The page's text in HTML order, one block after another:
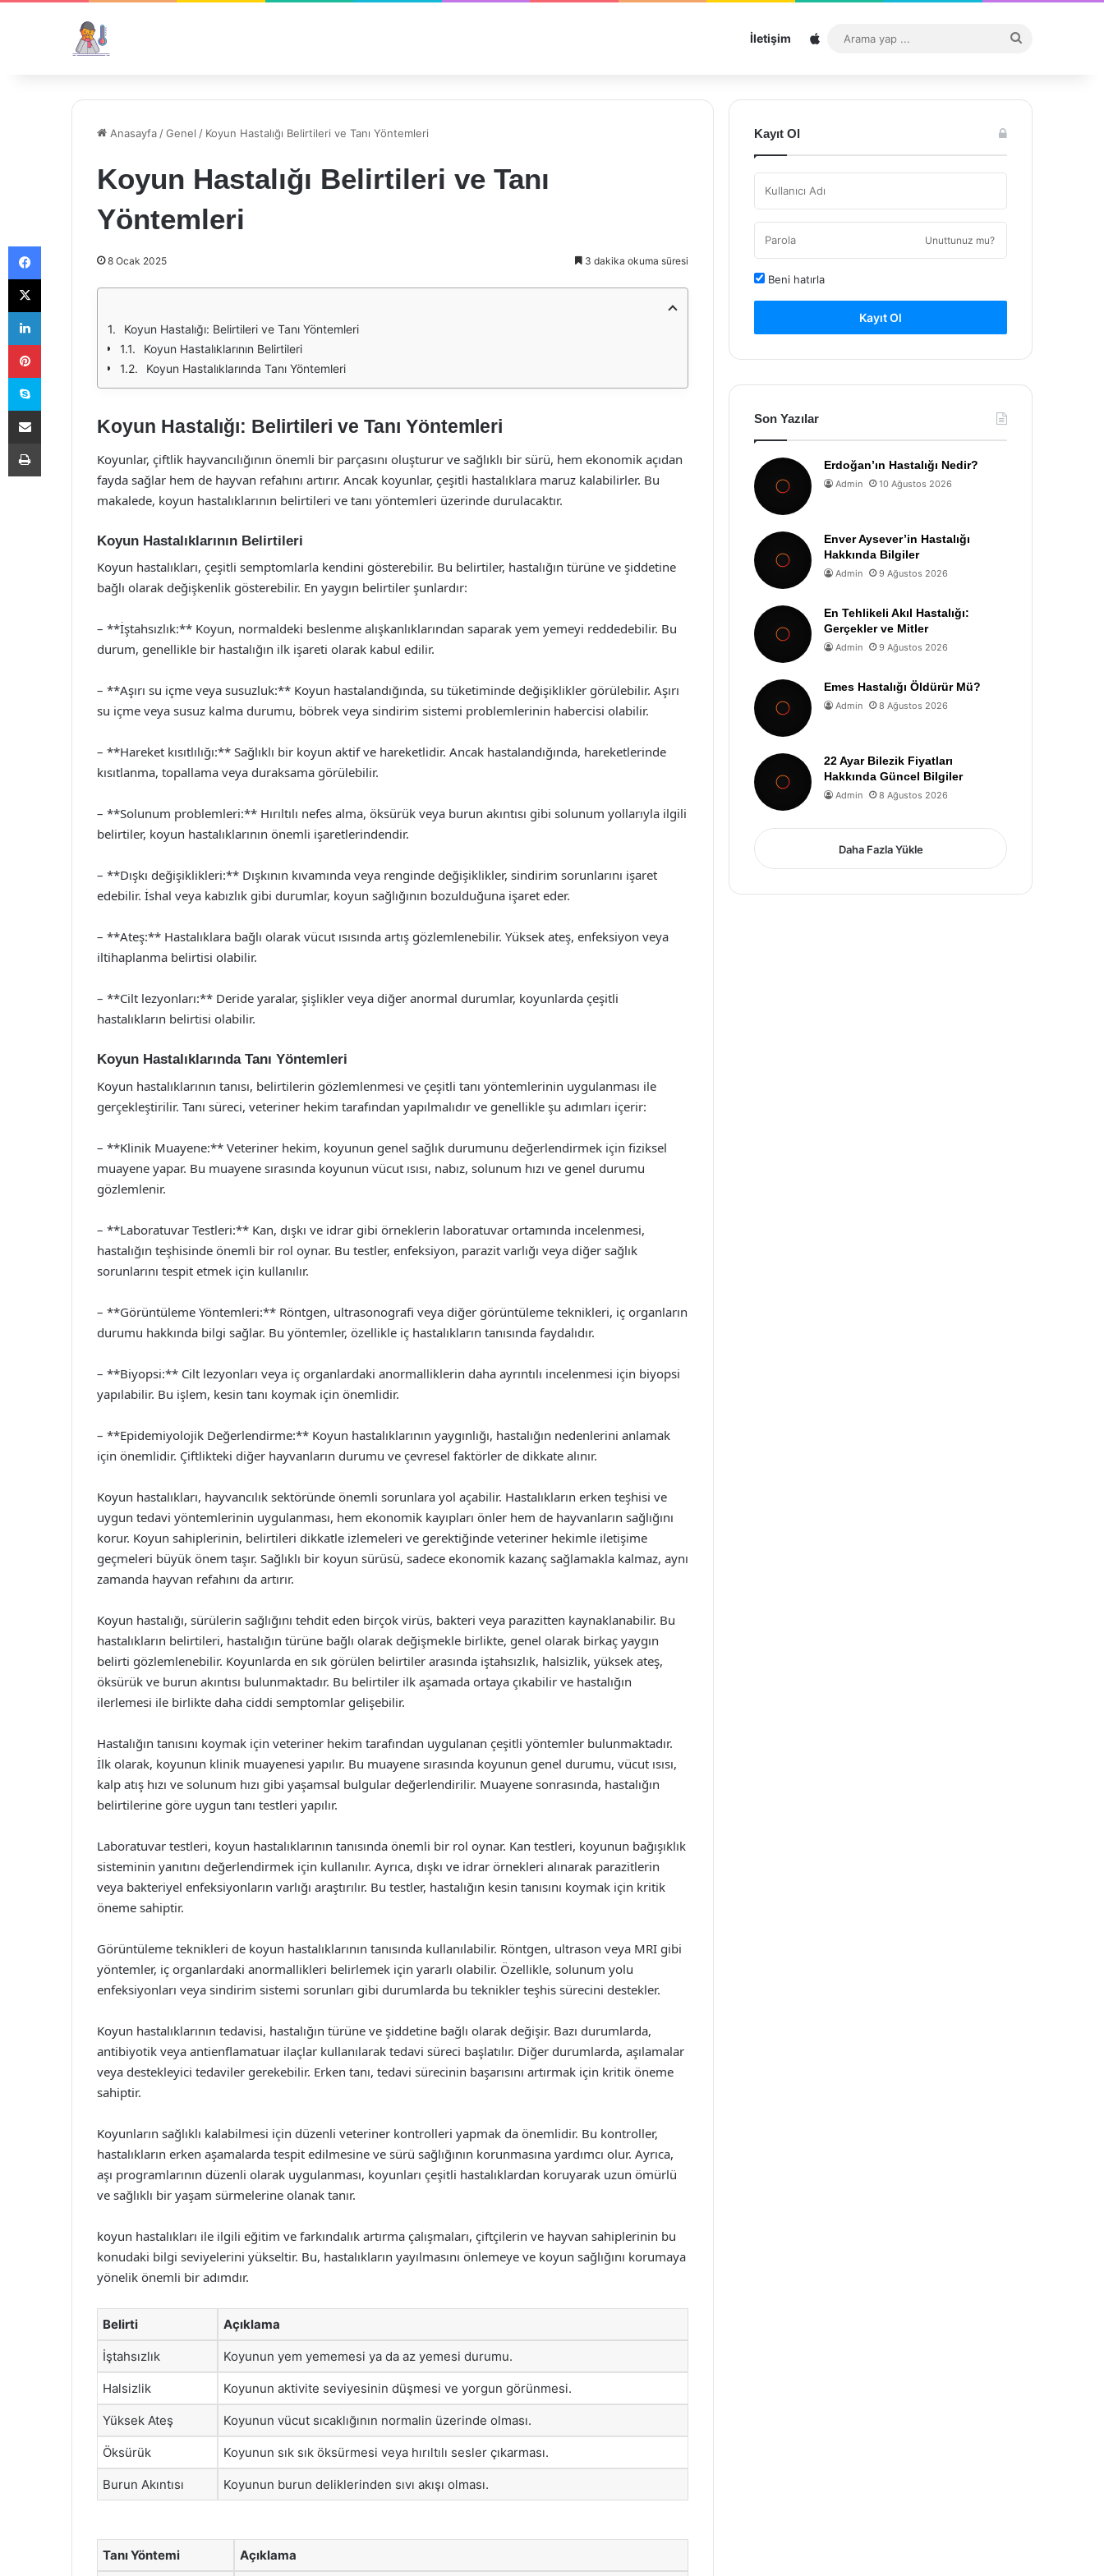
İletişim Sitemap
...
Anasayfa /Genel / Koyun Hastalığı Belirtileri ve Tanı Yöntemleri
Koyun Hastalığı Belirtileri ve Tanı
Yöntemleri
8 Ocak 2025 3 dakika okuma süresi
Koyun Hastalığı: Belirtileri ve Tanı Yöntemleri
Koyun Hastalıklarının Belirtileri
Koyun Hastalıklarında Tanı Yöntemleri
Koyun Hastalığı: Belirtileri ve Tanı Yöntemleri
Koyunlar, çiftlik hayvancılığının önemli bir parçasını oluşturur ve sağlıklı bir sürü, hem ekonomik açıdan
fayda sağlar hem de hayvan refahını artırır. Ancak koyunlar, çeşitli hastalıklara maruz kalabilirler. Bu
makalede, koyun hastalıklarının belirtileri ve tanı yöntemleri üzerinde durulacaktır.
Koyun Hastalıklarının Belirtileri
Koyun hastalıkları, çeşitli semptomlarla kendini gösterebilir. Bu belirtiler, hastalığın türüne ve şiddetine
bağlı olarak değişkenlik gösterebilir. En yaygın belirtiler şunlardır:
– **İştahsızlık:** Koyun, normaldeki beslenme alışkanlıklarından saparak yem yemeyi reddedebilir. Bu
durum, genellikle bir hastalığın ilk işareti olarak kabul edilir.
– **Aşırı su içme veya susuzluk:** Koyun hastalandığında, su tüketiminde değişiklikler görülebilir. Aşırı
su içme veya susuz kalma durumu, böbrek veya sindirim sistemi problemlerinin habercisi olabilir.
– **Hareket kısıtlılığı:** Sağlıklı bir koyun aktif ve hareketlidir. Ancak hastalandığında, hareketlerinde
kısıtlanma, topallama veya duraksama görülebilir.
– **Solunum problemleri:** Hırıltılı nefes alma, öksürük veya burun akıntısı gibi solunum yollarıyla ilgili
belirtiler, koyun hastalıklarının önemli işaretlerindendir.
– **Dışkı değişiklikleri:** Dışkının kıvamında veya renginde değişiklikler, sindirim sorunlarını işaret
edebilir. İshal veya kabızlık gibi durumlar, koyun sağlığının bozulduğuna işaret eder.
– **Ateş:** Hastalıklara bağlı olarak vücut ısısında artış gözlemlenebilir. Yüksek ateş, enfeksiyon veya
iltihaplanma belirtisi olabilir.
– **Cilt lezyonları:** Deride yaralar, şişlikler veya diğer anormal durumlar, koyunlarda çeşitli
hastalıkların belirtisi olabilir.
Koyun Hastalıklarında Tanı Yöntemleri
Koyun hastalıklarının tanısı, belirtilerin gözlemlenmesi ve çeşitli tanı yöntemlerinin uygulanması ile
gerçekleştirilir. Tanı süreci, veteriner hekim tarafından yapılmalıdır ve genellikle şu adımları içerir:
– **Klinik Muayene:** Veteriner hekim, koyunun genel sağlık durumunu değerlendirmek için fiziksel
muayene yapar. Bu muayene sırasında koyunun vücut ısısı, nabız, solunum hızı ve genel durumu
gözlemlenir.
– **Laboratuvar Testleri:** Kan, dışkı ve idrar gibi örneklerin laboratuvar ortamında incelenmesi,
hastalığın teşhisinde önemli bir rol oynar. Bu testler, enfeksiyon, parazit varlığı veya diğer sağlık
sorunlarını tespit etmek için kullanılır.
– **Görüntüleme Yöntemleri:** Röntgen, ultrasonografi veya diğer görüntüleme teknikleri, iç organların
durumu hakkında bilgi sağlar. Bu yöntemler, özellikle iç hastalıkların tanısında faydalıdır.
– **Biyopsi:** Cilt lezyonları veya iç organlardaki anormalliklerin daha ayrıntılı incelenmesi için biyopsi
yapılabilir. Bu işlem, kesin tanı koymak için önemlidir.
– **Epidemiyolojik Değerlendirme:** Koyun hastalıklarının yaygınlığı, hastalığın nedenlerini anlamak
için önemlidir. Çiftlikteki diğer hayvanların durumu ve çevresel faktörler de dikkate alınır.
Koyun hastalıkları, hayvancılık sektöründe önemli sorunlara yol açabilir. Hastalıkların erken teşhisi ve
uygun tedavi yöntemlerinin uygulanması, hem ekonomik kayıpları önler hem de hayvanların sağlığını
korur. Koyun sahiplerinin, belirtileri dikkatle izlemeleri ve gerektiğinde veteriner hekimle iletişime
geçmeleri büyük önem taşır. Sağlıklı bir koyun sürüsü, sadece ekonomik kazanç sağlamakla kalmaz, aynı
zamanda hayvan refahını da artırır.
Koyun hastalığı, sürülerin sağlığını tehdit eden birçok virüs, bakteri veya parazitten kaynaklanabilir. Bu
hastalıkların belirtileri, hastalığın türüne bağlı olarak değişmekle birlikte, genel olarak birkaç yaygın
belirti gözlemlenebilir. Koyunlarda en sık görülen belirtiler arasında iştahsızlık, halsizlik, yüksek ateş,
öksürük ve burun akıntısı bulunmaktadır. Bu belirtiler ilk aşamada ortaya çıkabilir ve hastalığın
ilerlemesi ile birlikte daha ciddi semptomlar gelişebilir.
Hastalığın tanısını koymak için veteriner hekim tarafından uygulanan çeşitli yöntemler bulunmaktadır.
İlk olarak, koyunun klinik muayenesi yapılır. Bu muayene sırasında koyunun genel durumu, vücut ısısı,
kalp atış hızı ve solunum hızı gibi yaşamsal bulgular değerlendirilir. Muayene sonrasında, hastalığın
belirtilerine göre uygun tanı testleri yapılır.
Laboratuvar testleri, koyun hastalıklarının tanısında önemli bir rol oynar. Kan testleri, koyunun bağışıklık
sisteminin yanıtını değerlendirmek için kullanılır. Ayrıca, dışkı ve idrar örnekleri alınarak parazitlerin
veya bakteriyel enfeksiyonların varlığı araştırılır. Bu testler, hastalığın kesin tanısını koymak için kritik
öneme sahiptir.
Görüntüleme teknikleri de koyun hastalıklarının tanısında kullanılabilir. Röntgen, ultrason veya MRI gibi
yöntemler, iç organlardaki anormallikleri belirlemek için yararlı olabilir. Özellikle, solunum yolu
enfeksiyonları veya sindirim sistemi sorunları gibi durumlarda bu teknikler teşhis sürecini destekler.
Koyun hastalıklarının tedavisi, hastalığın türüne ve şiddetine bağlı olarak değişir. Bazı durumlarda,
antibiyotik veya antienflamatuar ilaçlar kullanılarak tedavi süreci başlatılır. Diğer durumlarda, aşılamalar
veya destekleyici tedaviler gerekebilir. Erken tanı, tedavi sürecinin başarısını artırmak için kritik öneme
sahiptir.
Koyunların sağlıklı kalabilmesi için düzenli veteriner kontrolleri yapmak da önemlidir. Bu kontroller,
hastalıkların erken aşamalarda tespit edilmesine ve sürü sağlığının korunmasına yardımcı olur. Ayrıca,
aşı programlarının düzenli olarak uygulanması, koyunları çeşitli hastalıklardan koruyarak uzun ömürlü
ve sağlıklı bir yaşam sürmelerine olanak tanır.
koyun hastalıkları ile ilgili eğitim ve farkındalık artırma çalışmaları, çiftçilerin ve hayvan sahiplerinin bu
konudaki bilgi seviyelerini yükseltir. Bu, hastalıkların yayılmasını önlemeye ve koyun sağlığını korumaya
yönelik önemli bir adımdır.
Belirti Açıklama
İştahsızlık Koyunun yem yememesi ya da az yemesi durumu.
Halsizlik Koyunun aktivite seviyesinin düşmesi ve yorgun görünmesi.
Yüksek Ateş Koyunun vücut sıcaklığının normalin üzerinde olması.
Öksürük Koyunun sık sık öksürmesi veya hırıltılı sesler çıkarması.
Burun Akıntısı Koyunun burun deliklerinden sıvı akışı olması.
Tanı Yöntemi Açıklama
Kayıt Ol
Unuttunuz mu?
Beni hatırla
Kayıt Ol
Son Yazılar
Erdoğan’ın Hastalığı Nedir?
Admin 10 Ağustos 2026
Enver Aysever’in Hastalığı
Hakkında Bilgiler
Admin 9 Ağustos 2026
En Tehlikeli Akıl Hastalığı:
Gerçekler ve Mitler
Admin 9 Ağustos 2026
Emes Hastalığı Öldürür Mü?
Admin 8 Ağustos 2026
22 Ayar Bilezik Fiyatları
Hakkında Güncel Bilgiler
Admin 8 Ağustos 2026
Daha Fazla Yükle
Facebook
X
LinkedIn
Pinterest
Skype
E-Posta ile paylaş